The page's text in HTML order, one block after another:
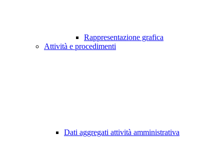
Rappresentazione grafica
Attività e procedimenti
Dati aggregati attività amministrativa